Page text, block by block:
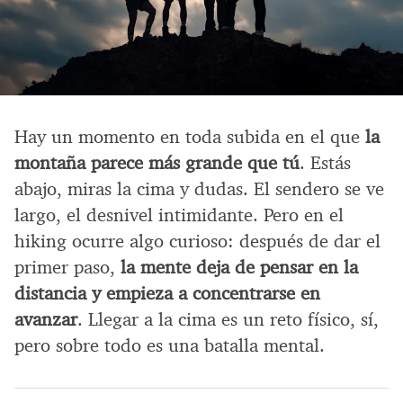
Hay un momento en toda subida en el que la
montaña parece más grande que tú. Estás
abajo, miras la cima y dudas. El sendero se ve
largo, el desnivel intimidante. Pero en el
hiking ocurre algo curioso: después de dar el
primer paso, la mente deja de pensar en la
distancia y empieza a concentrarse en
avanzar. Llegar a la cima es un reto físico, sí,
pero sobre todo es una batalla mental.